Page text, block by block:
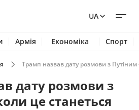
UA
Армія Економіка Спорт
Трамп назвав дату розмови з
дату розмови з
це станеться